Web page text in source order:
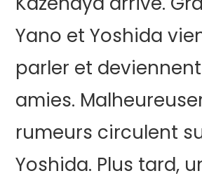
Yano et Yoshida
parler et
amies.
rumeurs circulent
Yoshida. Plus tard,